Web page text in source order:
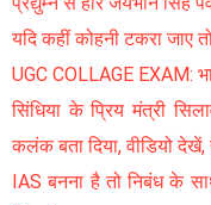
यदि कहीं कोहनी टकरा जाए
UGC COLLAGE EXAM:
सिंधिया के प्रिय मंत्री
कलंक बता दिया, वीडियो
IAS बनना है तो निबंध के